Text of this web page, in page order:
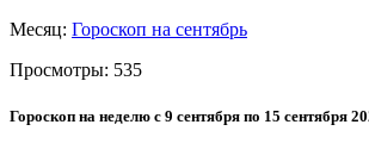
Месяц: Гороскоп на сентябрь
Просмотры: 535
Гороскоп на неделю с 9 сентября по 15 сентября